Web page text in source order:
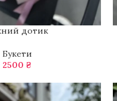
дотик
Букети
2500 ₴